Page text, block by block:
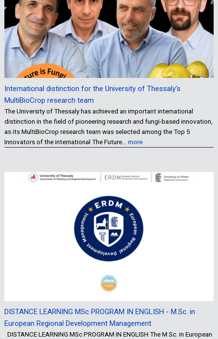
International distinction for the University of Thessaly’s
MultiBioCrop research team
The University of Thessaly has achieved an important international
distinction in the field of pioneering research and fungi-based innovation,
as its MultiBioCrop research team was selected among the Top 5
Innovators of the international The Future… more
DISTANCE LEARNING MSc PROGRAM IN ENGLISH - M.Sc. in
European Regional Development Management
DISTANCE LEARNING MSc PROGRAM IN ENGLISH The M.Sc. in European